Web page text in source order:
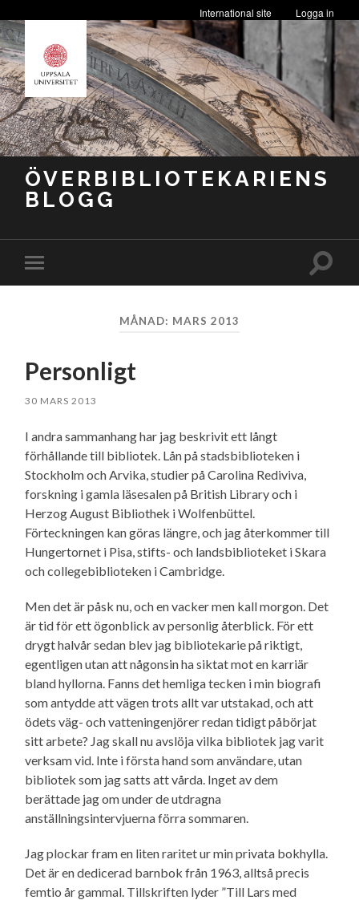
Logga in
International site
ÖVERBIBLIOTEKARIENS
BLOGG
på/av
Slå
MÅNAD: MARS 2013
Personligt
30 MARS 2013
I andra sammanhang har jag beskrivit ett långt
förhållande till bibliotek. Lån på stadsbiblioteken i
Stockholm och Arvika, studier på Carolina Rediviva,
forskning i gamla läsesalen på British Library och i
Herzog August Bibliothek i Wolfenbüttel.
Förteckningen kan göras längre, och jag återkommer till
Hungertornet i Pisa, stifts- och landsbiblioteket i Skara
och collegebiblioteken i Cambridge.
Men det är påsk nu, och en vacker men kall morgon. Det
är tid för ett ögonblick av personlig återblick. För ett
drygt halvår sedan blev jag bibliotekarie på riktigt,
egentligen utan att någonsin ha siktat mot en karriär
bland hyllorna. Fanns det hemliga tecken i min biografi
som antydde att vägen trots allt var utstakad, och att
ödets väg- och vatteningenjörer redan tidigt påbörjat
sitt arbete? Jag skall nu avslöja vilka bibliotek jag varit
verksam vid. Inte i första hand som användare, utan
bibliotek som jag satts att vårda. Inget av dem
berättade jag om under de utdragna
anställningsintervjuerna förra sommaren.
Jag plockar fram en liten raritet ur min privata bokhylla.
Det är en dedicerad barnbok från 1963, alltså precis
femtio år gammal. Tillskriften lyder ”Till Lars med